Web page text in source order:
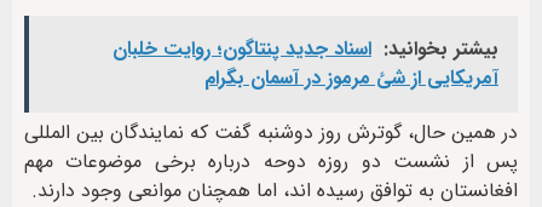
بیشتر بخوانید: اسناد جدید پنتاگون؛ روایت خلبان
آمریکایی از شئ مرموز در آسمان بگرام
در همین حال، گوترش روز دوشنبه گفت که نمایندگان بین المللی
پس از نشست دو روزه دوحه درباره برخی موضوعات مهم
افغانستان به توافق رسیده اند، اما همچنان موانعی وجود دارند.